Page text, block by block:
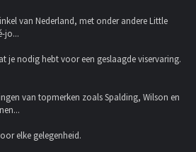
van Nederland, met onder andere Little
jo...
je nodig hebt voor een geslaagde viservaring.
van topmerken zoals Spalding, Wilson en
elke gelegenheid.